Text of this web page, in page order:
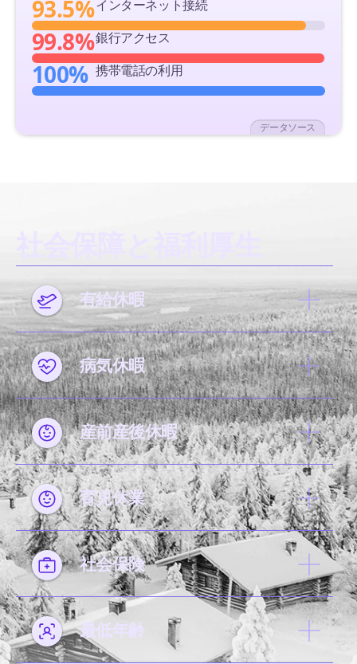
93.5%インターネット接続
99.8%銀行アクセス
100% 携帯電話の利用
データソース
有給休暇
病気休暇
産前産後休暇
育児休業
社会保険
最低年齢